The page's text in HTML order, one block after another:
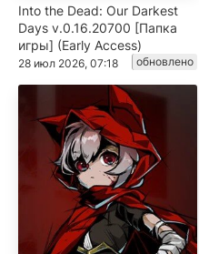
Into the Dead: Our Darkest
Days v.0.16.20700 [Папка
игры] (Early Access)
28 июл 2026, 07:18 обновлено